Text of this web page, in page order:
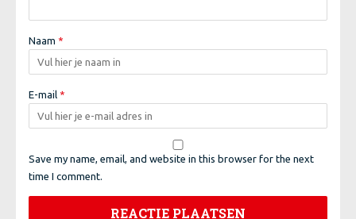
Naam *
E-mail *
Save my name, email, and website in this browser for the next
time I comment.